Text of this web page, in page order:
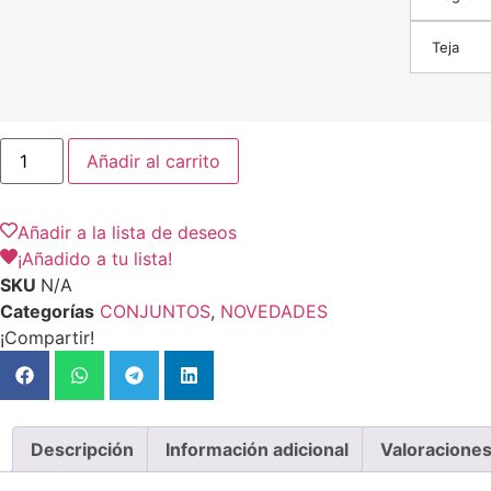
Teja
Añadir al carrito
Añadir a la lista de deseos
¡Añadido a tu lista!
SKU N/A
Categorías CONJUNTOS, NOVEDADES
¡Compartir!
Descripción Información adicional